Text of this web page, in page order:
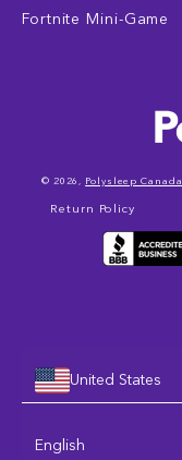
Fortnite Mini-Game
Return Policy
© 2026, Polysleep Canada
United States
English